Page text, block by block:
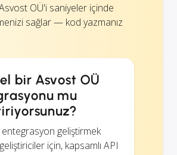
OÜ'i saniyeler içinde
sağlar — kod yazmanız
bir Asvost OÜ
mu
geliştirmek
için, kapsamlı API